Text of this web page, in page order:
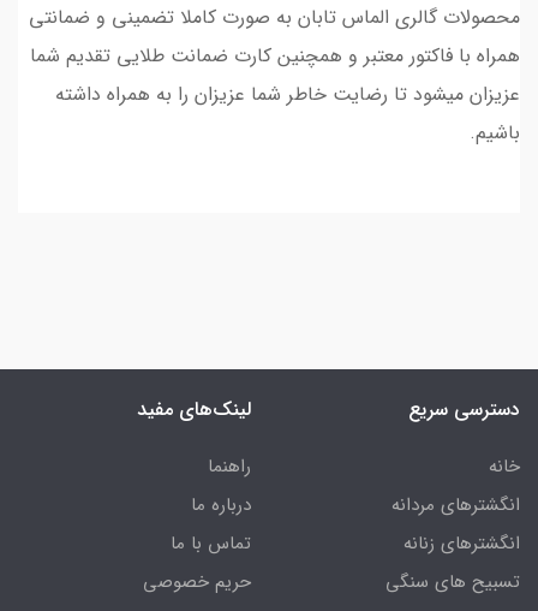
محصولات گالری الماس تابان به صورت کاملا تضمینی و ضمانتی
همراه با فاکتور معتبر و همچنین کارت ضمانت طلایی تقدیم شما
عزیزان میشود تا رضایت خاطر شما عزیزان را به همراه داشته
باشیم.
دسترسی سریع
خانه
انگشترهای مردانه
انگشترهای زنانه
تسبیح های سنگی
لینک‌های مفید
راهنما
درباره ما
تماس با ما
حریم خصوصی